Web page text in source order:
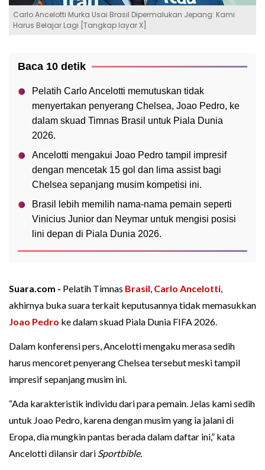
Carlo Ancelotti Murka Usai Brasil Dipermalukan Jepang: Kami
Harus Belajar Lagi [Tangkap layar X]
Baca 10 detik
Pelatih Carlo Ancelotti memutuskan tidak
menyertakan penyerang Chelsea, Joao Pedro, ke
dalam skuad Timnas Brasil untuk Piala Dunia
2026.
Ancelotti mengakui Joao Pedro tampil impresif
dengan mencetak 15 gol dan lima assist bagi
Chelsea sepanjang musim kompetisi ini.
Brasil lebih memilih nama-nama pemain seperti
Vinicius Junior dan Neymar untuk mengisi posisi
lini depan di Piala Dunia 2026.
Suara.com - Pelatih Timnas Brasil, Carlo Ancelotti,
akhirnya buka suara terkait keputusannya tidak memasukkan
Joao Pedro ke dalam skuad Piala Dunia FIFA 2026.
Dalam konferensi pers, Ancelotti mengaku merasa sedih
harus mencoret penyerang Chelsea tersebut meski tampil
impresif sepanjang musim ini.
“Ada karakteristik individu dari para pemain. Jelas kami sedih
untuk Joao Pedro, karena dengan musim yang ia jalani di
Eropa, dia mungkin pantas berada dalam daftar ini,” kata
Ancelotti dilansir dari Sportbible.